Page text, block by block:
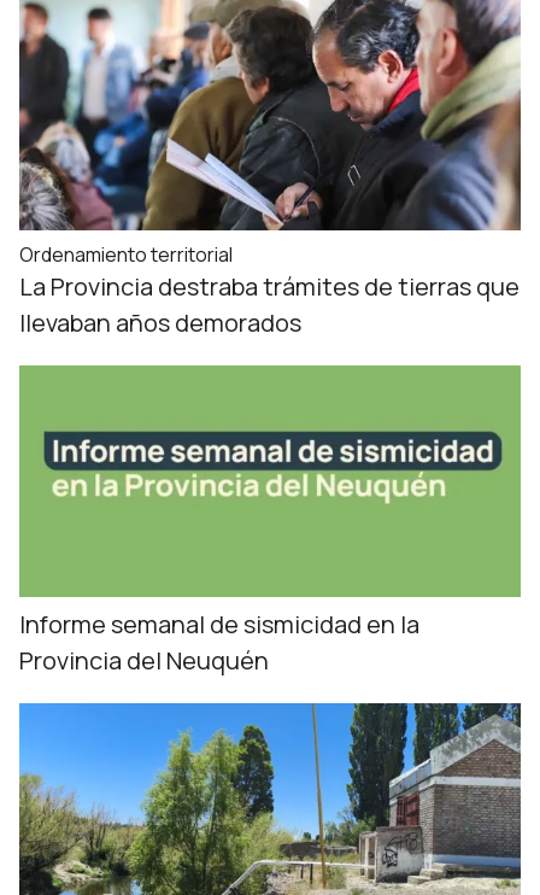
Ordenamiento territorial
La Provincia destraba trámites de tierras que
llevaban años demorados
Informe semanal de sismicidad en la
Provincia del Neuquén